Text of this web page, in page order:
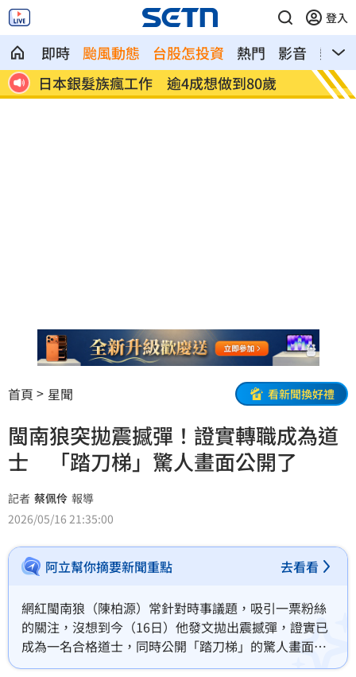
登入
即時 颱風動態 台股怎投資 熱門 影音
熱搜
日本銀髮族瘋工作 逾4成想做到80歲
解散
場
首頁 星聞 看新聞換好禮
閩南狼突拋震撼彈！證實轉職成為道
士 「踏刀梯」驚人畫面公開了
記者 蔡佩伶 報導
2026/05/16 21:35:00
阿立幫你摘要新聞重點 去看看
網紅閩南狼（陳柏源）常針對時事議題，吸引一票粉絲
的關注，沒想到今（16日）他發文拋出震撼彈，證實已
成為一名合格道士，同時公開「踏刀梯」的驚人畫面，
引發網友的熱議。蔡佩伶報導